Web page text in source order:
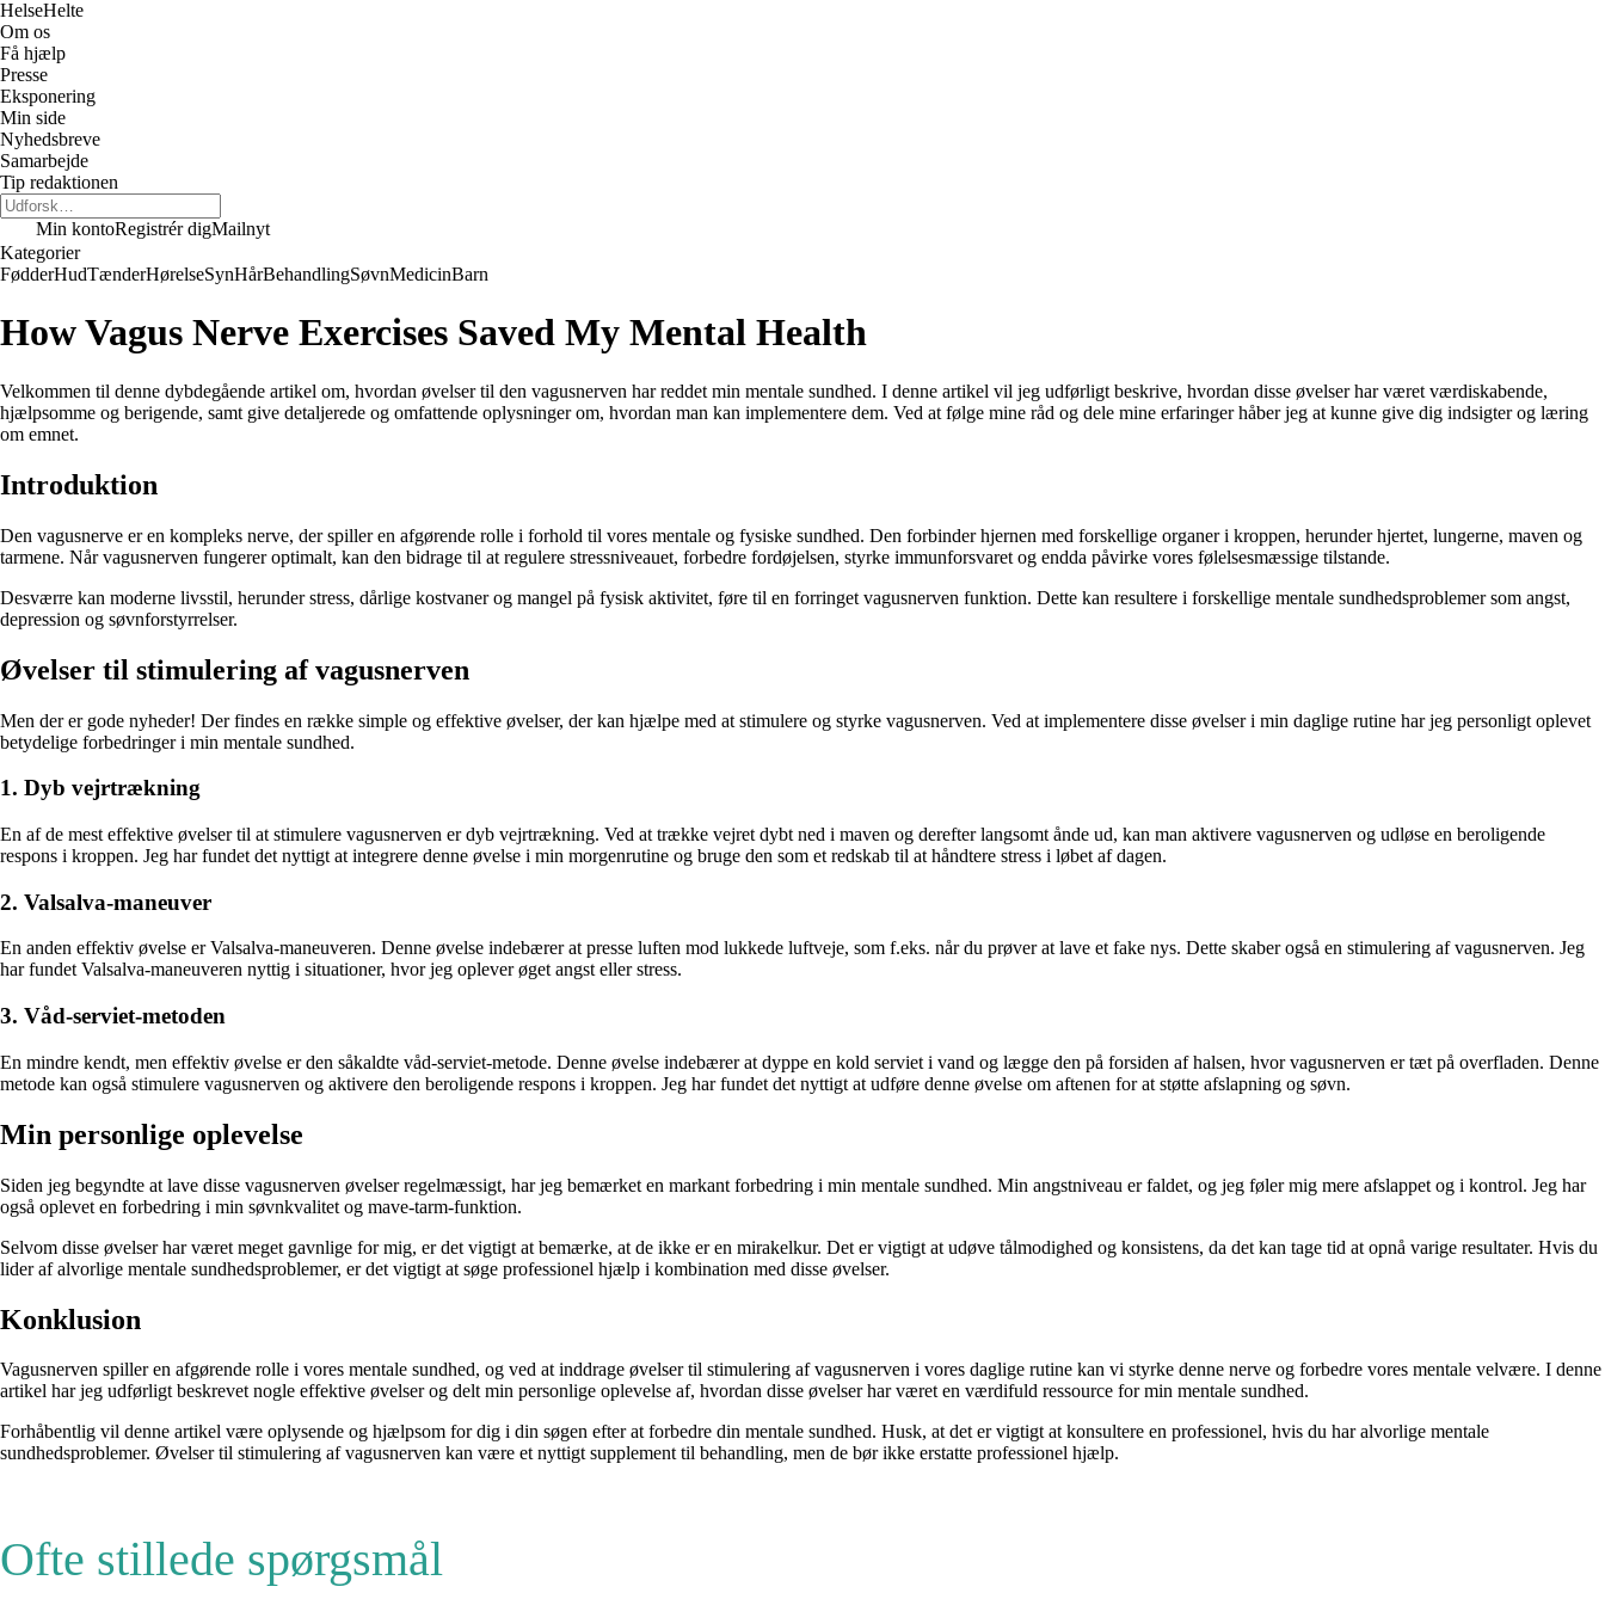
HelseHelte
Om os
Få hjælp
Presse
Eksponering
Min side
Nyhedsbreve
Samarbejde
Tip redaktionen
Min kontoRegistrér digMailnyt
Kategorier
FødderHudTænderHørelseSynHårBehandlingSøvnMedicinBarn
How Vagus Nerve Exercises Saved My Mental Health
Velkommen til denne dybdegående artikel om, hvordan øvelser til den vagusnerven har reddet min mentale sundhed. I denne artikel vil jeg udførligt beskrive, hvordan disse øvelser har været værdiskabende,
hjælpsomme og berigende, samt give detaljerede og omfattende oplysninger om, hvordan man kan implementere dem. Ved at følge mine råd og dele mine erfaringer håber jeg at kunne give dig indsigter og læring
om emnet.
Introduktion
Den vagusnerve er en kompleks nerve, der spiller en afgørende rolle i forhold til vores mentale og fysiske sundhed. Den forbinder hjernen med forskellige organer i kroppen, herunder hjertet, lungerne, maven og
tarmene. Når vagusnerven fungerer optimalt, kan den bidrage til at regulere stressniveauet, forbedre fordøjelsen, styrke immunforsvaret og endda påvirke vores følelsesmæssige tilstande.
Desværre kan moderne livsstil, herunder stress, dårlige kostvaner og mangel på fysisk aktivitet, føre til en forringet vagusnerven funktion. Dette kan resultere i forskellige mentale sundhedsproblemer som angst,
depression og søvnforstyrrelser.
Øvelser til stimulering af vagusnerven
Men der er gode nyheder! Der findes en række simple og effektive øvelser, der kan hjælpe med at stimulere og styrke vagusnerven. Ved at implementere disse øvelser i min daglige rutine har jeg personligt oplevet
betydelige forbedringer i min mentale sundhed.
1. Dyb vejrtrækning
En af de mest effektive øvelser til at stimulere vagusnerven er dyb vejrtrækning. Ved at trække vejret dybt ned i maven og derefter langsomt ånde ud, kan man aktivere vagusnerven og udløse en beroligende
respons i kroppen. Jeg har fundet det nyttigt at integrere denne øvelse i min morgenrutine og bruge den som et redskab til at håndtere stress i løbet af dagen.
2. Valsalva-maneuver
En anden effektiv øvelse er Valsalva-maneuveren. Denne øvelse indebærer at presse luften mod lukkede luftveje, som f.eks. når du prøver at lave et fake nys. Dette skaber også en stimulering af vagusnerven. Jeg
har fundet Valsalva-maneuveren nyttig i situationer, hvor jeg oplever øget angst eller stress.
3. Våd-serviet-metoden
En mindre kendt, men effektiv øvelse er den såkaldte våd-serviet-metode. Denne øvelse indebærer at dyppe en kold serviet i vand og lægge den på forsiden af halsen, hvor vagusnerven er tæt på overfladen. Denne
metode kan også stimulere vagusnerven og aktivere den beroligende respons i kroppen. Jeg har fundet det nyttigt at udføre denne øvelse om aftenen for at støtte afslapning og søvn.
Min personlige oplevelse
Siden jeg begyndte at lave disse vagusnerven øvelser regelmæssigt, har jeg bemærket en markant forbedring i min mentale sundhed. Min angstniveau er faldet, og jeg føler mig mere afslappet og i kontrol. Jeg har
også oplevet en forbedring i min søvnkvalitet og mave-tarm-funktion.
Selvom disse øvelser har været meget gavnlige for mig, er det vigtigt at bemærke, at de ikke er en mirakelkur. Det er vigtigt at udøve tålmodighed og konsistens, da det kan tage tid at opnå varige resultater. Hvis du
lider af alvorlige mentale sundhedsproblemer, er det vigtigt at søge professionel hjælp i kombination med disse øvelser.
Konklusion
Vagusnerven spiller en afgørende rolle i vores mentale sundhed, og ved at inddrage øvelser til stimulering af vagusnerven i vores daglige rutine kan vi styrke denne nerve og forbedre vores mentale velvære. I denne
artikel har jeg udførligt beskrevet nogle effektive øvelser og delt min personlige oplevelse af, hvordan disse øvelser har været en værdifuld ressource for min mentale sundhed.
Forhåbentlig vil denne artikel være oplysende og hjælpsom for dig i din søgen efter at forbedre din mentale sundhed. Husk, at det er vigtigt at konsultere en professionel, hvis du har alvorlige mentale
sundhedsproblemer. Øvelser til stimulering af vagusnerven kan være et nyttigt supplement til behandling, men de bør ikke erstatte professionel hjælp.
Ofte stillede spørgsmål